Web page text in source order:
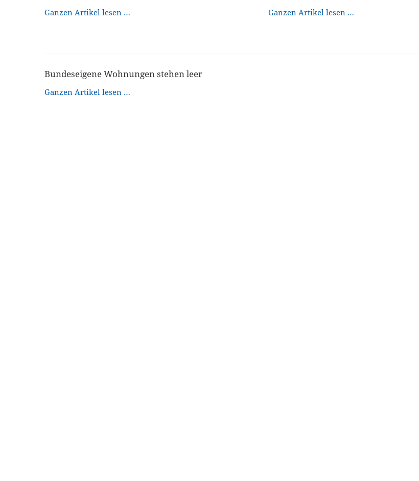
Ganzen Artikel lesen … Ganzen Artikel lesen …
Bundeseigene Wohnungen stehen leer
Ganzen Artikel lesen …